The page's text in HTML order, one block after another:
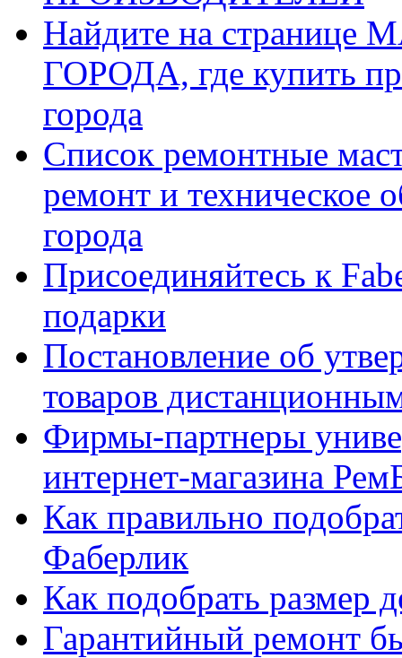
Найдите на
ГОРОДА, где купить
города
Список ремонтные
ремонт и техническое
города
Присоединяйтесь к
подарки
Постановление об
товаров
Фирмы-партнеры
интернет-магазина
Как правильно
Фаберлик
Как подобрать размер
Гарантийный ремонт